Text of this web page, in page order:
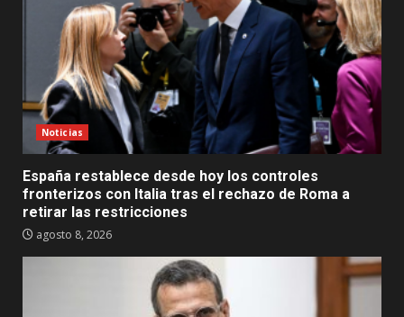
Noticias
España restablece desde hoy los controles
fronterizos con Italia tras el rechazo de Roma a
retirar las restricciones
agosto 8, 2026